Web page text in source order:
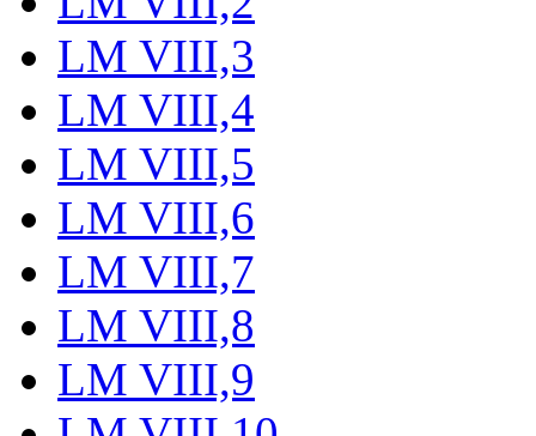
LM VIII,3
LM VIII,4
LM VIII,5
LM VIII,6
LM VIII,7
LM VIII,8
LM VIII,9